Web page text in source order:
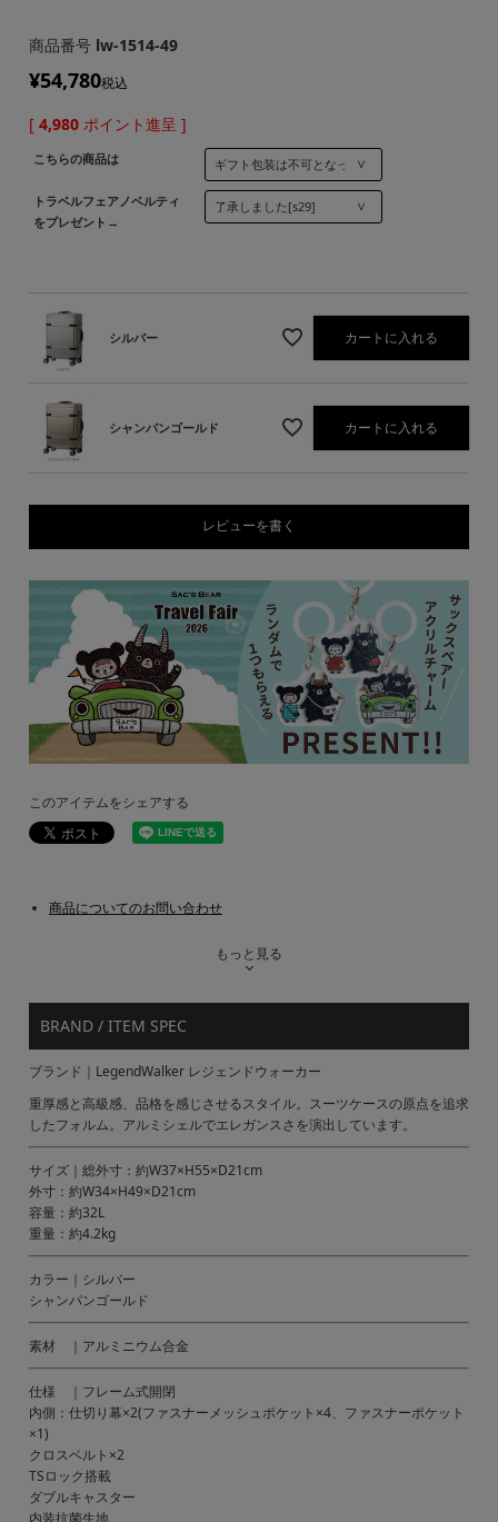
商品番号 lw-1514-49
¥54,780税込
[ 4,980 ポイント進呈 ]
こちらの商品は
トラベルフェアノベルティ
をプレゼント→
シルバー カートに入れる
シャンパンゴールド カートに入れる
レビューを書く
このアイテムをシェアする
商品についてのお問い合わせ
もっと見る
BRAND / ITEM SPEC
ブランド｜LegendWalker レジェンドウォーカー
重厚感と高級感、品格を感じさせるスタイル。スーツケースの原点を追求
したフォルム。アルミシェルでエレガンスさを演出しています。
サイズ｜総外寸：約W37×H55×D21cm
外寸：約W34×H49×D21cm
容量：約32L
重量：約4.2kg
カラー｜シルバー
シャンパンゴールド
素材 ｜アルミニウム合金
仕様 ｜フレーム式開閉
内側：仕切り幕×2(ファスナーメッシュポケット×4、ファスナーポケット
×1)
クロスベルト×2
TSロック搭載
ダブルキャスター
内装抗菌生地